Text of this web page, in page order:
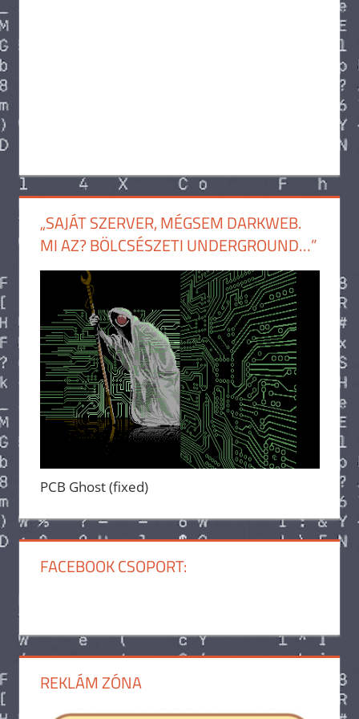
„SAJÁT SZERVER, MÉGSEM DARKWEB.
MI AZ? BÖLCSÉSZETI UNDERGROUND…”
PCB Ghost (fixed)
FACEBOOK CSOPORT:
REKLÁM ZÓNA